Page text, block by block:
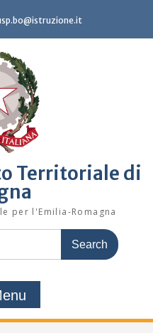
Territoriale di
per l'Emilia-Romagna